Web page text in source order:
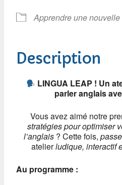
Apprendre une
Description
LINGUA LEAP ! Un
parler anglais
Vous avez aimé notre
stratégies pour optimiser
l’anglais ? Cette fois,
atelierludique, interactif
Au programme :